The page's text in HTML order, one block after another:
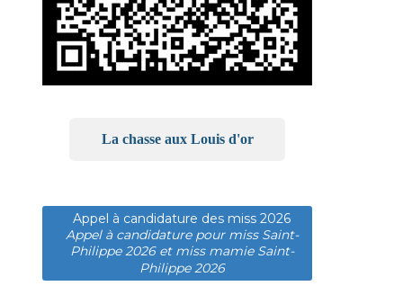
La chasse aux Louis d'or
Appel à candidature des miss 2026
Appel à candidature pour miss Saint-
Philippe 2026 et miss mamie Saint-
Philippe 2026